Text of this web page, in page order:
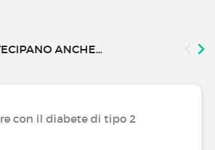
ANCHE...
con il diabete di tipo 2